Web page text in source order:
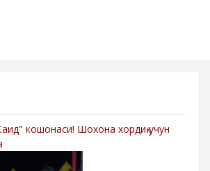
кошонаси! Шохона хордиқ учун